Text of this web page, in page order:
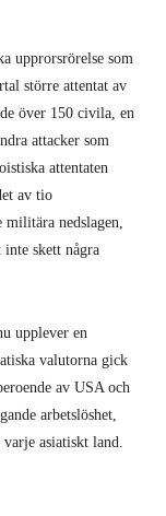
upprorsrörelse som
större attentat av
över 150 civila, en
attacker som
attentaten
av tio
militära nedslagen,
inte skett några
upplever en
valutorna gick
av USA och
arbetslöshet,
varje asiatiskt land.